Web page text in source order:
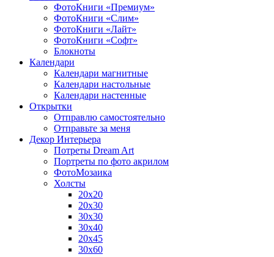
ФотоКниги «Премиум»
ФотоКниги «Слим»
ФотоКниги «Лайт»
ФотоКниги «Софт»
Блокноты
Календари
Календари магнитные
Календари настольные
Календари настенные
Открытки
Отправлю самостоятельно
Отправьте за меня
Декор Интерьера
Потреты Dream Art
Портреты по фото акрилом
ФотоМозаика
Холсты
20х20
20х30
30х30
30х40
20х45
30х60